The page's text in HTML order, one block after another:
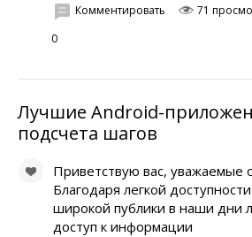
Комментировать
71
0
Лучшие Android-
подсчета шагов
Приветствую вас, уважаемые
Благодаря легкой
широкой публики в наши дни
доступ к информации